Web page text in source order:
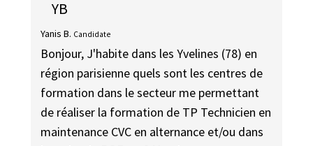
YB
Yanis B. Candidate
Bonjour, J'habite dans les Yvelines (78) en
région parisienne quels sont les centres de
formation dans le secteur me permettant
de réaliser la formation de TP Technicien en
maintenance CVC en alternance et/ou dans